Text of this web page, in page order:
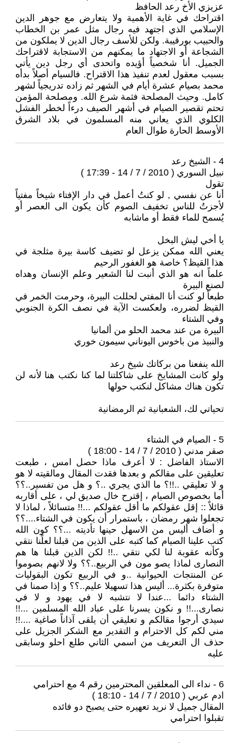
عزيزي الأخ رعد الحافظ
اقتراحك في غاية الأهمية ولا يتعارض مع جوهر الدين
الإسلامي الذي اجتهد فيه رجال مثل عمر بن الخطاب
والحبيب بورقيبة. ولكن للأسف رجال الدين لا يملكون من
الشجاعة أو الاجتهاد ما يمكنهم من الاستجابة لاقتراحك
الجميل. أنا شخصياً أؤيده واتحدى أي رجل دين يأتي
بسبب معقول لعدم تنفيذ هذا الاقتراح. فالسيام أصلاً بدأه
محمد بصيام عشرة أيام في الشهر ثم زاده تدريجياً لشهر
كامل. وحيث المصلحة فثمة شرع الله. ومصلحة المؤمن
تحتم تقصير الصيام في أشهر الصيف درءاً لخطر الفشل
الكلوي الذي يعاني منه المسلمون في بلاد الشرق
الأوسط الحارة طوال العام
4 - الشيخ رعد
نبيل السوري ( 2010 / 7 / 14 - 17:39 )
تقول
أنا عن نفسي , لو كنتُ أعمل في دار الإفتاء شيخاً مفتياً
لأجزتُ للناس تخفيف الصوم كأن يكون الى العصر أو
يُسمح للماء فقط أو ماشابه
يا أخي ليش البخل
يعني الله ممكن يزعل لو تضيف كاسة بيرة مثلجة في
هذا القيظ؟ خاصة هو الغفور الرحيم
علماً انه هو الذي أنبت لنا الشعير وعلم الإنسان وهداه
لصنع البيرة
طبعاً لو كنت أنا المفتي لحللت البيرة، وحرمت الخمر في
القيظ لضرره، ولعكست الآية في نصف الكرة الجنوبي
وفي الشتاء
البيرة من عند محمد الحلو من ألمانيا
والنبيذ من باخوس اليوناني سيمون خوري
الله ينفعنا من بركاتك شيخ رعد
ولو كانت المشايخ على شاكلتنا لما كنا نكتب هنا لأنه لن
تكون هناك مشاكل لنكتب حولها
تحياتي لك، الشعبانية ثم الرمضانية
5 - الصيام في الشتاء
صقر مدني ( 2010 / 7 / 14 - 18:00 )
الاستاذ الفاضل : لا أعرف ماذا حصل امس ، طبعت
تعليقين على مقالكم و بعدها فقدت المقال ومالقيته لا هو
و لا تعليقي ..!!؟ ما الذي يجري ..؟ و هل من تفسير..؟؟
أما بخصوص الصيام ، إقترح خال صديق لي ، على أقاربه
قائلاً :: إقل عقولكم ما أقل عقولكم ...!! متسائلاً ، لماذا لا
تجعلوا شهر رمضان ، باستمرار أن يكون في الشتاء....؟؟
و أضاف أليس من الاسهل حينها تأديته ...؟؟ كون الله
كتب علينا الصيام كما كتبه على الذين من قبلنا لعلًنا نتقي
وكأنه عقوبة لنا لكي نتقي ..!! لكن الذين قبلنا ها هم
النصارى لماذا يصو مون في الربيع..؟؟ ولا لانهم بصوموا
عن المنتجات الحيوانية ..و في الربيع تكون البقوليات
متوفرة بكثرة... أليس هذا تسهيلا عليم..؟؟ و إذا صمنا في
الشتاء دائما ...عندا لا نتشبه لا في يهود و لا في
نصارى...!! و نكون يسرنا على عباد الله المسلمين ...!!
سيدي أرجوا مقالكم و تعليقي أن يلقى آذاناً صاغية ....!!
مني لكم كل الاحترام و التقدير مع الشكر الجزيل على
حذف ال التعريف من اسمي الثاني طلع احلو وسابقى
عليه
6 - نداء الى المعلقين المحترمين رقم 4 مع احترامي
ادم عربي ( 2010 / 7 / 14 - 18:10 )
المقال جميل لا نريد تعهيره حتى يصبح دو فائده
تقبلوا احترامي